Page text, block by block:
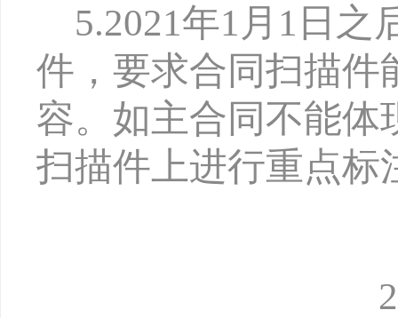
5.2021年1月1日之
件，要求合同扫描件
容。如主合同不能体
扫描件上进行重点标
2026年3